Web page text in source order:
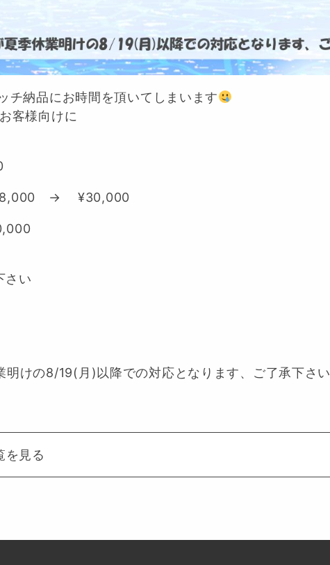
納品にお時間を頂いてしまいます
客様向けに
→ ¥30,000
さい
けの8/19(月)以降での対応となります、ご了承下さい
を見る